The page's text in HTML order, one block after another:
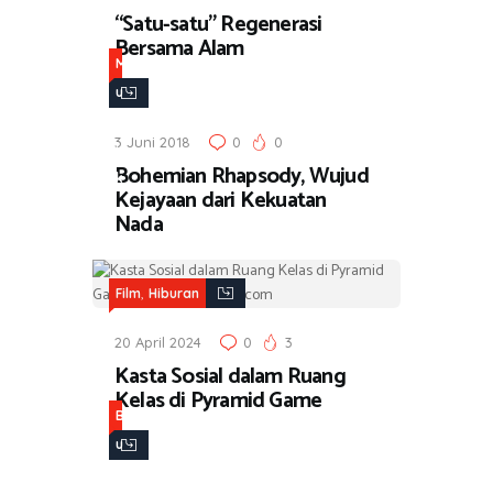
k
“Satu-satu” Regenerasi
Bersama Alam
M
u
i
k
3 Juni 2018 0 0
Bohemian Rhapsody, Wujud
Kejayaan dari Kekuatan
Nada
Film, Hiburan
20 April 2024 0 3
Kasta Sosial dalam Ruang
Kelas di Pyramid Game
B
u